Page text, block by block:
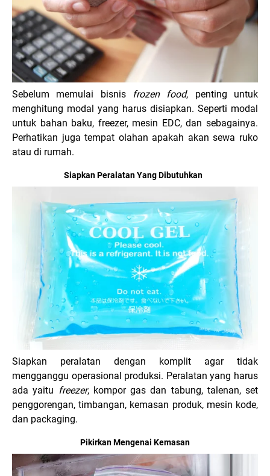
Sebelum memulai bisnis frozen food, penting untuk
menghitung modal yang harus disiapkan. Seperti modal
untuk bahan baku, freezer, mesin EDC, dan sebagainya.
Perhatikan juga tempat olahan apakah akan sewa ruko
atau di rumah.
Siapkan Peralatan Yang Dibutuhkan
Siapkan peralatan dengan komplit agar tidak
mengganggu operasional produksi. Peralatan yang harus
ada yaitu freezer, kompor gas dan tabung, talenan, set
penggorengan, timbangan, kemasan produk, mesin kode,
dan packaging.
Pikirkan Mengenai Kemasan